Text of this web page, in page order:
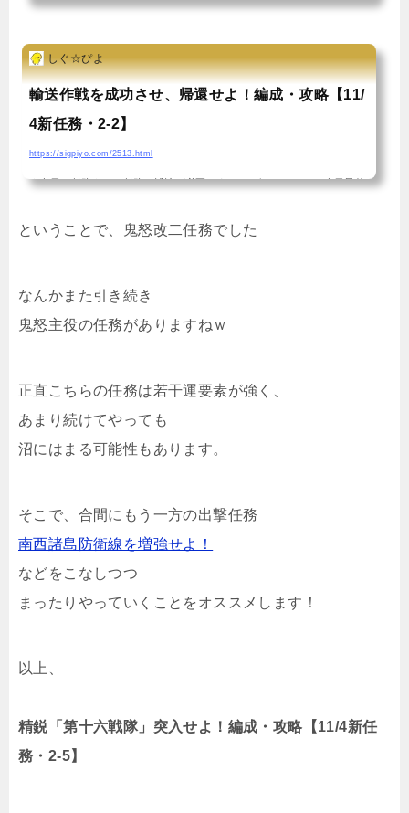
こんばんはーしぐぴよです今日も新任務張り切って頑張っていきましょ
は鬼怒改二任務までしっかりこなしていきたいと思います追記先にやっ
ちゃいましたとりあえず、やっていきます南西諸島防衛線を増強せよ！
トリガーは？今回、あえてマンスリーやウィークリーを達成直前で止め
てみるというトリガー検証の足しになる行為をしてみましたが、幸か不
幸か最初から出現していましたｗデイリーの前半か、結構前のほうの単
しぐ☆ぴよ
輸送作戦を成功させ、帰還せよ！編成・攻略【11/
4新任務・2-2】
https://sigpiyo.com/2513.html
★今日の任務★この任務は浦波が必要です こんばんはーついに今日最後
や、まさかのもう少しだけ続くんじゃよ状態。 バシー島で輸送作戦を成
え、やることは変わんないです！早速終わらせましょうー輸送作戦を成
功させ、帰還せよ！編成は？トリガーについては、言うに及ばず直前の2
艦3隻の計5隻ということから、軽巡1駆逐4で2-2...
ということで、鬼怒改二任務でした
なんかまた引き続き
鬼怒主役の任務がありますねｗ
正直こちらの任務は若干運要素が強く、
あまり続けてやっても
沼にはまる可能性もあります。
そこで、合間にもう一方の出撃任務
南西諸島防衛線を増強せよ！
などをこなしつつ
まったりやっていくことをオススメします！
以上、
精鋭「第十六戦隊」突入せよ！編成・攻略【11/4新任
務・2-5】